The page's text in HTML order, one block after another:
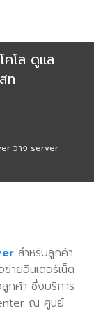
,colocation
Domain เว็บ
โล ดูแล
ท
วาง server
สำหรับลูกค้า
ายอินเตอร์เน็ต
กค้า ซึ่งบริการ
ณ ศูนย์